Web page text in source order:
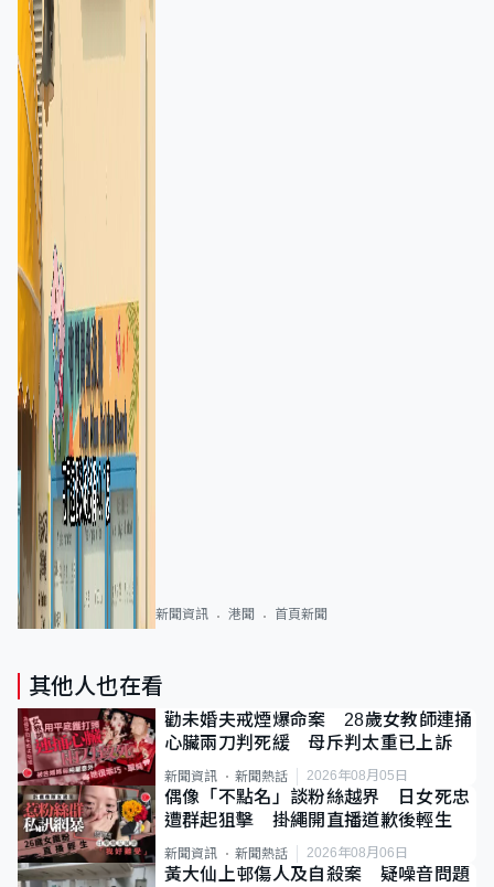
新聞資訊 港聞 首頁新聞
其他人也在看
勸未婚夫戒煙爆命案 28歲女教師連捅
心臟兩刀判死緩 母斥判太重已上訴
新聞資訊 新聞熱話 2026年08月05日
偶像「不點名」談粉絲越界 日女死忠
遭群起狙擊 掛繩開直播道歉後輕生
新聞資訊 新聞熱話 2026年08月06日
黃大仙上邨傷人及自殺案 疑噪音問題